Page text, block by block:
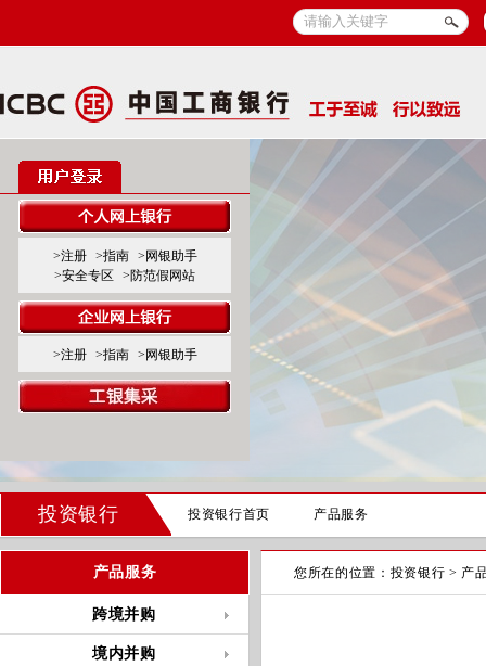
>注册 >指南
>网银助手
>安全专区
>防范假网站
>注册 >指南 >网银助手
投资银行 投资银行首页 产品服务
产品服务
跨境并购
境内并购
您所在的位置： 投资银行 > 产